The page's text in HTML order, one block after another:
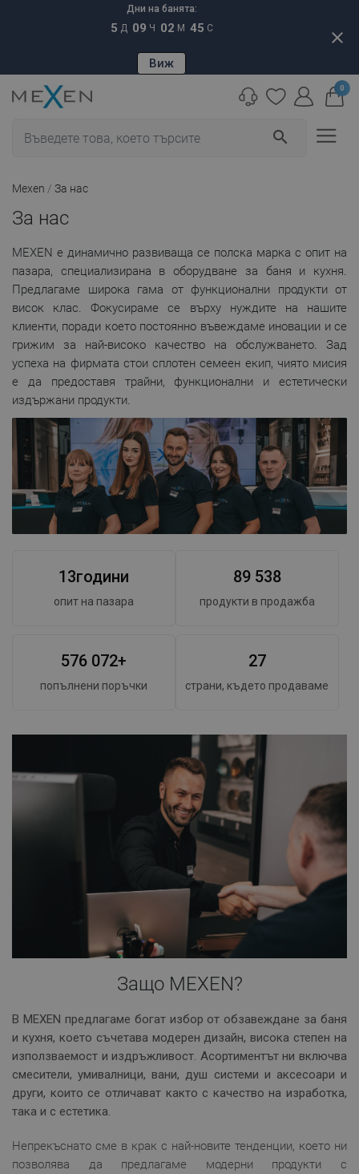
Дни на банята:
5 Д 09 Ч 02 М 44 С
Виж
close
search
0
Mexen За нас
За нас
MEXEN е динамично развиваща се полска марка с опит на
пазара, специализирана в оборудване за баня и кухня.
Предлагаме широка гама от функционални продукти от
висок клас. Фокусираме се върху нуждите на нашите
клиенти, поради което постоянно въвеждаме иновации и се
грижим за най-високо качество на обслужването. Зад
успеха на фирмата стои сплотен семеен екип, чиято мисия
е да предоставя трайни, функционални и естетически
издържани продукти.
13години
опит на пазара
89 538
продукти в продажба
576 072+
попълнени поръчки
27
страни, където продаваме
Защо MEXEN?
В MEXEN предлагаме богат избор от обзавеждане за баня
и кухня, което съчетава модерен дизайн, висока степен на
използваемост и издръжливост. Асортиментът ни включва
смесители, умивалници, вани, душ системи и аксесоари и
други, които се отличават както с качество на изработка,
така и с естетика.
Непрекъснато сме в крак с най-новите тенденции, което ни
позволява да предлагаме модерни продукти с